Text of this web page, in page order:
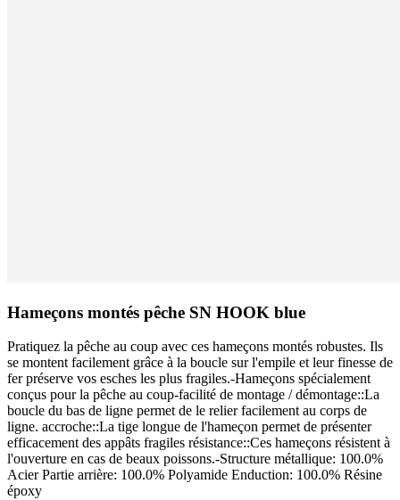
Hameçons montés pêche SN HOOK blue
Pratiquez la pêche au coup avec ces hameçons montés robustes. Ils
se montent facilement grâce à la boucle sur l'empile et leur finesse de
fer préserve vos esches les plus fragiles.-Hameçons spécialement
conçus pour la pêche au coup-facilité de montage / démontage::La
boucle du bas de ligne permet de le relier facilement au corps de
ligne. accroche::La tige longue de l'hameçon permet de présenter
efficacement des appâts fragiles résistance::Ces hameçons résistent à
l'ouverture en cas de beaux poissons.-Structure métallique: 100.0%
Acier Partie arrière: 100.0% Polyamide Enduction: 100.0% Résine
époxy